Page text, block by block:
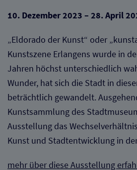
10. Dezember 2023 – 28. April
„Eldorado der Kunst“ oder
Kunstszene Erlangens wurde in
Jahren höchst unterschiedlich
Wunder, hat sich die Stadt in
beträchtlich gewandelt.
Kunstsammlung des
Ausstellung das
Kunst und Stadtentwicklung in
mehr über diese Ausstellung